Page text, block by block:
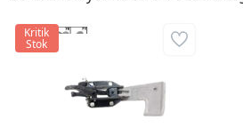
Kritik
Stok